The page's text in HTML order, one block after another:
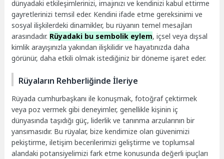
dünyadaki etkileşimlerinizi, imajınızı ve kendinizi kabul ettirme
gayretlerinizi temsil eder. Kendini ifade etme gereksinimi ve
sosyal ilişkilerdeki dinamikler, bu rüyanın temel mesajları
arasındadır. Rüyadaki bu sembolik eylem, içsel veya dışsal
kimlik arayışınızla yakından ilişkilidir ve hayatınızda daha
görünür, daha etkili olmak istediğiniz bir döneme işaret eder.
Rüyaların Rehberliğinde İleriye
Rüyada cumhurbaşkanı ile konuşmak, fotoğraf çektirmek
veya poz vermek gibi deneyimler, genellikle kişinin iç
dünyasında taşıdığı güç, liderlik ve tanınma arzularının bir
yansımasıdır. Bu rüyalar, bize kendimize olan güvenimizi
pekiştirme, iletişim becerilerimizi geliştirme ve toplumsal
alandaki potansiyelimizi fark etme konusunda değerli ipuçları